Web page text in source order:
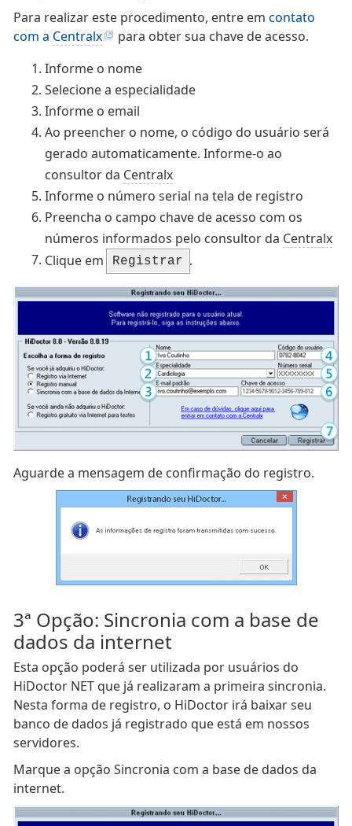
Para realizar este procedimento, entre em contato
com a Centralx
para obter sua chave de acesso.
Informe o nome
Selecione a especialidade
Informe o email
Ao preencher o nome, o código do usuário será
gerado automaticamente. Informe-o ao
consultor da Centralx
Informe o número serial na tela de registro
Preencha o campo chave de acesso com os
números informados pelo consultor da Centralx
Clique em
Registrar .
Aguarde a mensagem de confirmação do registro.
3ª Opção: Sincronia com a base de
dados da internet
Esta opção poderá ser utilizada por usuários do
HiDoctor NET que já realizaram a primeira sincronia.
Nesta forma de registro, o HiDoctor irá baixar seu
banco de dados já registrado que está em nossos
servidores.
Marque a opção Sincronia com a base de dados da
internet.